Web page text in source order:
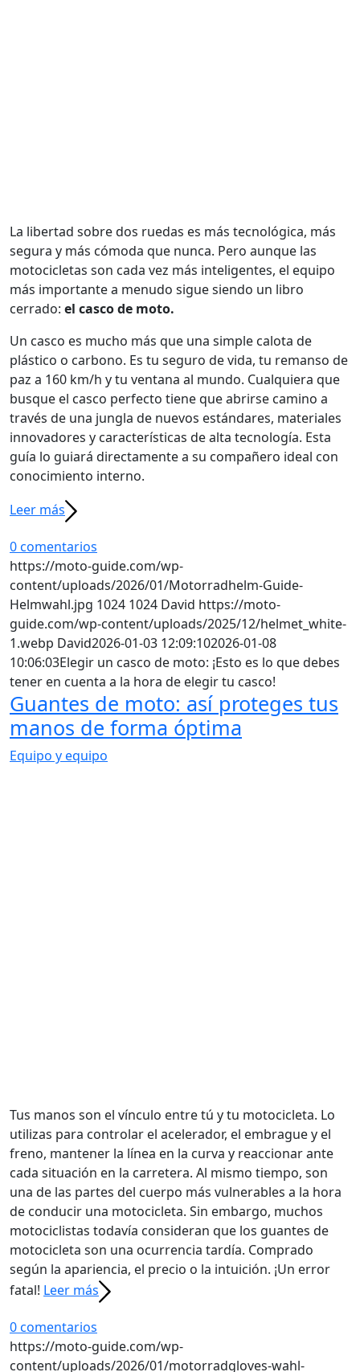
La libertad sobre dos ruedas es más tecnológica, más
segura y más cómoda que nunca. Pero aunque las
motocicletas son cada vez más inteligentes, el equipo
más importante a menudo sigue siendo un libro
cerrado: el casco de moto.
Un casco es mucho más que una simple calota de
plástico o carbono. Es tu seguro de vida, tu remanso de
paz a 160 km/h y tu ventana al mundo. Cualquiera que
busque el casco perfecto tiene que abrirse camino a
través de una jungla de nuevos estándares, materiales
innovadores y características de alta tecnología. Esta
guía lo guiará directamente a su compañero ideal con
conocimiento interno.
Leer más
0 comentarios
https://moto-guide.com/wp-
content/uploads/2026/01/Motorradhelm-Guide-
Helmwahl.jpg 1024 1024 David https://moto-
guide.com/wp-content/uploads/2025/12/helmet_white-
1.webp David2026-01-03 12:09:102026-01-08
10:06:03Elegir un casco de moto: ¡Esto es lo que debes
tener en cuenta a la hora de elegir tu casco!
Guantes de moto: así proteges tus
manos de forma óptima
Equipo y equipo
Tus manos son el vínculo entre tú y tu motocicleta. Lo
utilizas para controlar el acelerador, el embrague y el
freno, mantener la línea en la curva y reaccionar ante
cada situación en la carretera. Al mismo tiempo, son
una de las partes del cuerpo más vulnerables a la hora
de conducir una motocicleta. Sin embargo, muchos
motociclistas todavía consideran que los guantes de
motocicleta son una ocurrencia tardía. Comprado
según la apariencia, el precio o la intuición. ¡Un error
fatal! Leer más
0 comentarios
https://moto-guide.com/wp-
content/uploads/2026/01/motorradgloves-wahl-